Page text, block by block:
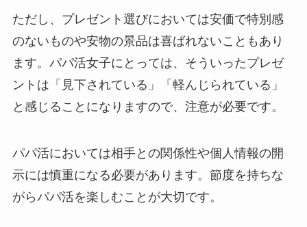
ただし、プレゼント選びにおいては安価で特別感
のないものや安物の景品は喜ばれないこともあり
ます。パパ活女子にとっては、そういったプレゼ
ントは「見下されている」「軽んじられている」
と感じることになりますので、注意が必要です。
パパ活においては相手との関係性や個人情報の開
示には慎重になる必要があります。節度を持ちな
がらパパ活を楽しむことが大切です。